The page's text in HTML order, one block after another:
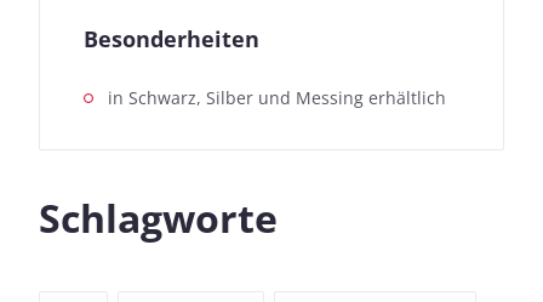
Besonderheiten
in Schwarz, Silber und Messing erhältlich
Schlagworte